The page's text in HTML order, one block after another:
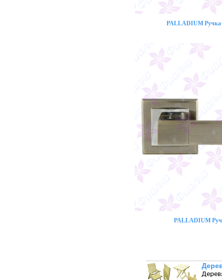
PALLADIUM Ручка
PALLADIUM